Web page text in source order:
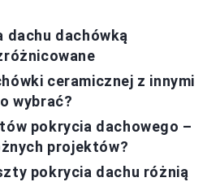
dachu dachówką
ceramicznej z innymi
wybrać?
pokrycia dachowego –
projektów?
pokrycia dachu różnią